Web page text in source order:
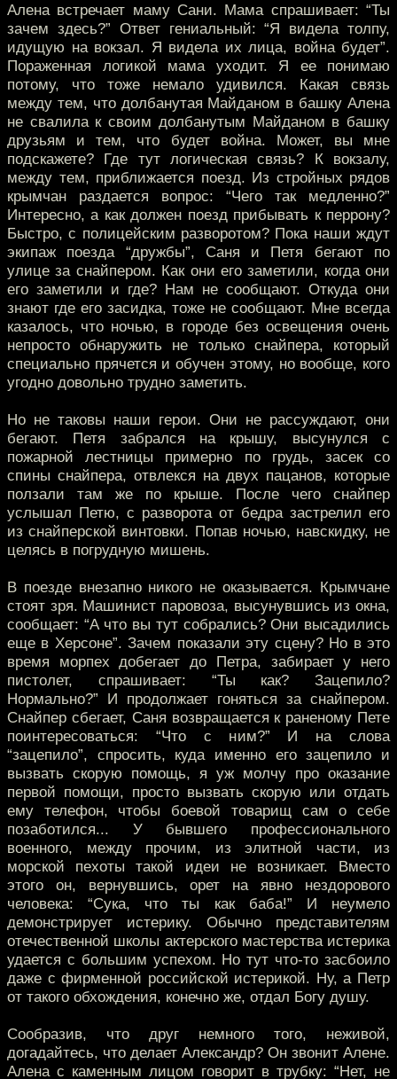
Алена встречает маму Сани. Мама спрашивает: “Ты
зачем здесь?” Ответ гениальный: “Я видела толпу,
идущую на вокзал. Я видела их лица, война будет”.
Пораженная логикой мама уходит. Я ее понимаю
потому, что тоже немало удивился. Какая связь
между тем, что долбанутая Майданом в башку Алена
не свалила к своим долбанутым Майданом в башку
друзьям и тем, что будет война. Может, вы мне
подскажете? Где тут логическая связь? К вокзалу,
между тем, приближается поезд. Из стройных рядов
крымчан раздается вопрос: “Чего так медленно?”
Интересно, а как должен поезд прибывать к перрону?
Быстро, с полицейским разворотом? Пока наши ждут
экипаж поезда “дружбы”, Саня и Петя бегают по
улице за снайпером. Как они его заметили, когда они
его заметили и где? Нам не сообщают. Откуда они
знают где его засидка, тоже не сообщают. Мне всегда
казалось, что ночью, в городе без освещения очень
непросто обнаружить не только снайпера, который
специально прячется и обучен этому, но вообще, кого
угодно довольно трудно заметить.
Но не таковы наши герои. Они не рассуждают, они
бегают. Петя забрался на крышу, высунулся с
пожарной лестницы примерно по грудь, засек со
спины снайпера, отвлекся на двух пацанов, которые
ползали там же по крыше. После чего снайпер
услышал Петю, с разворота от бедра застрелил его
из снайперской винтовки. Попав ночью, навскидку, не
целясь в погрудную мишень.
В поезде внезапно никого не оказывается. Крымчане
стоят зря. Машинист паровоза, высунувшись из окна,
сообщает: “А что вы тут собрались? Они высадились
еще в Херсоне”. Зачем показали эту сцену? Но в это
время морпех добегает до Петра, забирает у него
пистолет, спрашивает: “Ты как? Зацепило?
Нормально?” И продолжает гоняться за снайпером.
Снайпер сбегает, Саня возвращается к раненому Пете
поинтересоваться: “Что с ним?” И на слова
“зацепило”, спросить, куда именно его зацепило и
вызвать скорую помощь, я уж молчу про оказание
первой помощи, просто вызвать скорую или отдать
ему телефон, чтобы боевой товарищ сам о себе
позаботился... У бывшего профессионального
военного, между прочим, из элитной части, из
морской пехоты такой идеи не возникает. Вместо
этого он, вернувшись, орет на явно нездорового
человека: “Сука, что ты как баба!” И неумело
демонстрирует истерику. Обычно представителям
отечественной школы актерского мастерства истерика
удается с большим успехом. Но тут что-то засбоило
даже с фирменной российской истерикой. Ну, а Петр
от такого обхождения, конечно же, отдал Богу душу.
Сообразив, что друг немного того, неживой,
догадайтесь, что делает Александр? Он звонит Алене.
Алена с каменным лицом говорит в трубку: “Нет, не